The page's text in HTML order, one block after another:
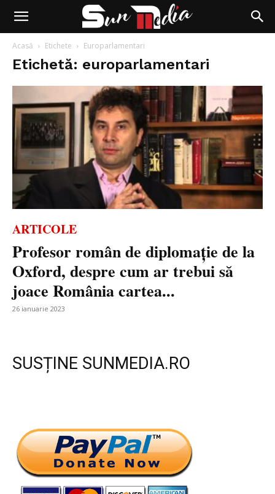
Acasă Etichete Europarlamentari
Etichetă: europarlamentari
ARTICOLE
Profesor român de diplomație de la
Oxford, despre cum ar trebui să
joace România cartea...
26 ianuarie 2023
SUSȚINE SUNMEDIA.RO